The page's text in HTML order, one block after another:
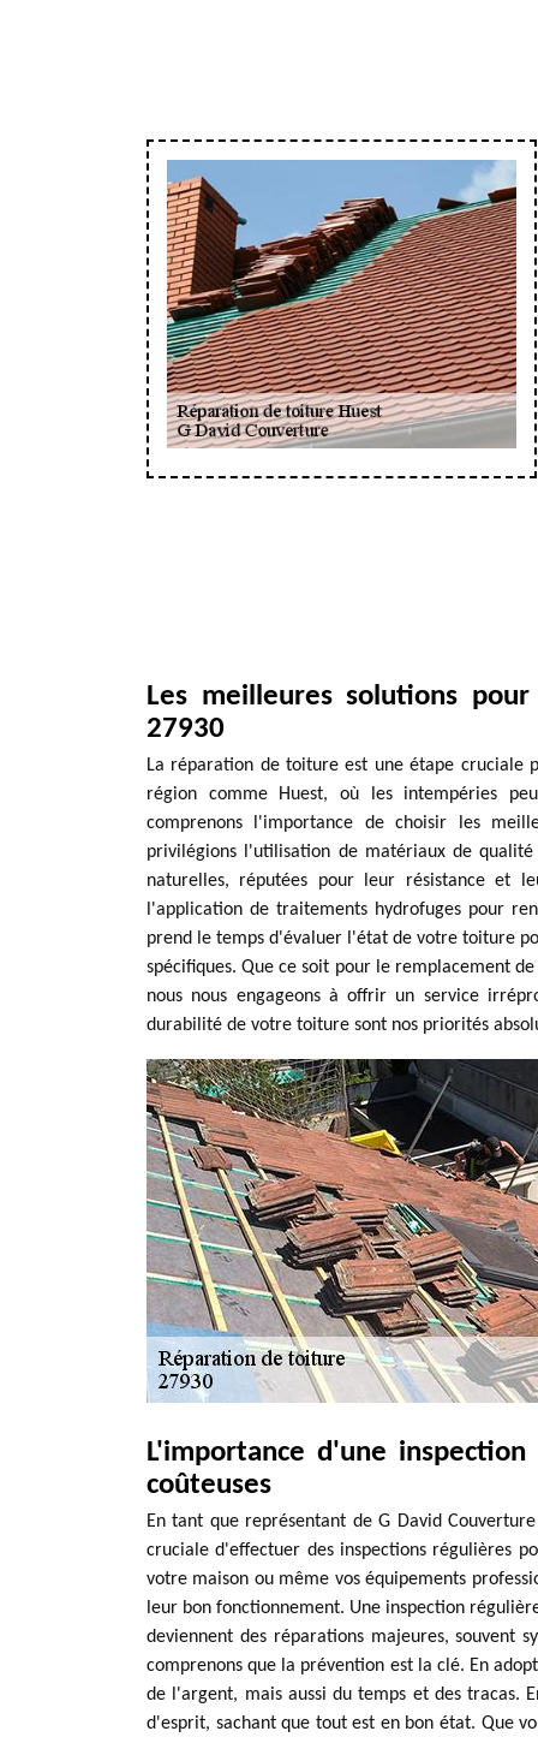
Les meilleures solutions
27930
La réparation de toiture est une étape cruciale
région comme Huest, où les intempéries
comprenons l'importance de choisir les
privilégions l'utilisation de matériaux de
naturelles, réputées pour leur résistance et
l'application de traitements hydrofuges pour
prend le temps d'évaluer l'état de votre toiture
spécifiques. Que ce soit pour le remplacement
nous nous engageons à offrir un service
durabilité de votre toiture sont nos priorités
L'importance d'une
coûteuses
En tant que représentant de G David
cruciale d'effectuer des inspections régulières
votre maison ou même vos équipements
leur bon fonctionnement. Une inspection
deviennent des réparations majeures, souvent
comprenons que la prévention est la clé. En
de l'argent, mais aussi du temps et des tracas.
d'esprit, sachant que tout est en bon état. Que